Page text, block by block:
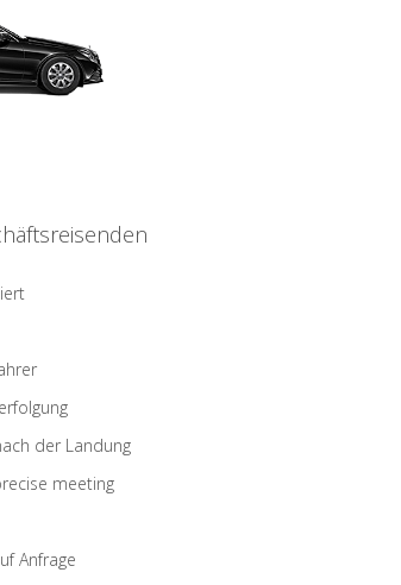
der Landung
meeting
Anfrage